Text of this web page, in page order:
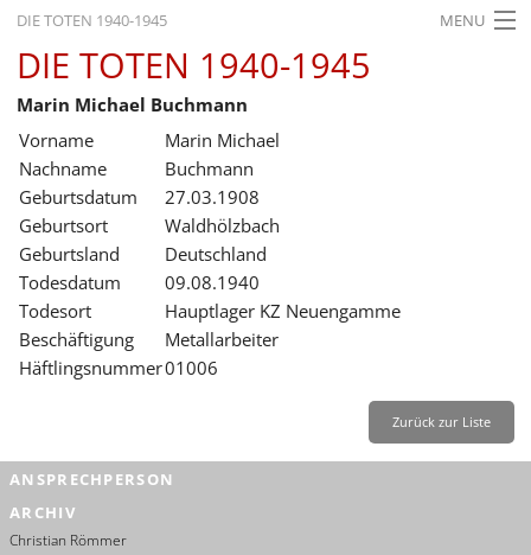
DIE TOTEN 1940-1945 MENU
STARTSEITE
AKTUELLES
AUSSTELLUNGEN
GESCHICHTE
BILDUNG
FORSCHUNG
SERVICE
Leichte Sprache
DIE TOTEN 1940-1945
Marin Michael Buchmann
Vorname
Marin Michael
Nachname
Buchmann
Geburtsdatum
27.03.1908
Geburtsort
Waldhölzbach
Geburtsland
Deutschland
Todesdatum
09.08.1940
Todesort
Hauptlager KZ Neuengamme
Beschäftigung
Metallarbeiter
Häftlingsnummer01006
Zurück zur Liste
ANSPRECHPERSON
ARCHIV
Christian Römmer